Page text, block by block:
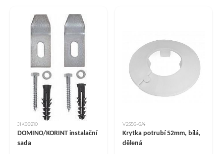
JIK99210
DOMINO/KORINT instalační
sada
V2556-6/4
Krytka potrubí 52mm, bílá,
dělená